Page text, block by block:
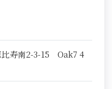
比寿南2-3-15 Oak7 4